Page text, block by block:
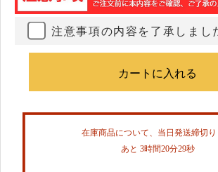
注意事項の内容を了承しまし
在庫商品について、当日発送締切
あと 3時間20分29秒